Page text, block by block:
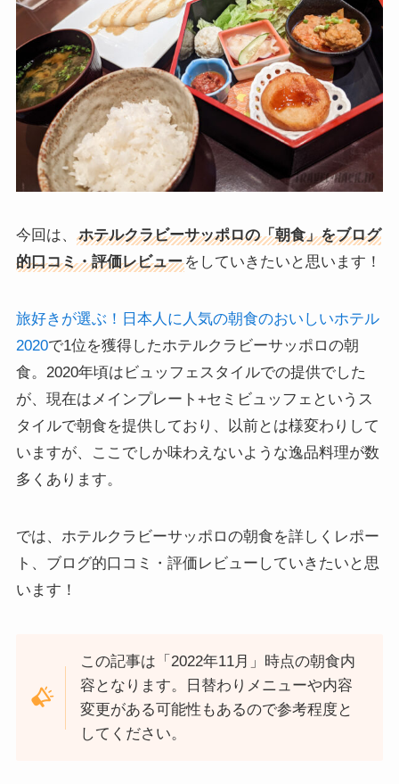
今回は、
ホテルクラビーサッポロの「朝食」をブログ
的口コミ・評価レビューをしていきたいと思います！
旅好きが選ぶ！日本人に人気の朝食のおいしいホテル
2020で1位を獲得したホテルクラビーサッポロの朝
食。2020年頃はビュッフェスタイルでの提供でした
が、現在はメインプレート+セミビュッフェというス
タイルで朝食を提供しており、以前とは様変わりして
いますが、ここでしか味わえないような逸品料理が数
多くあります。
では、ホテルクラビーサッポロの朝食を詳しくレポー
ト、ブログ的口コミ・評価レビューしていきたいと思
います！
この記事は「2022年11月」時点の朝食内
容となります。日替わりメニューや内容
変更がある可能性もあるので参考程度と
してください。